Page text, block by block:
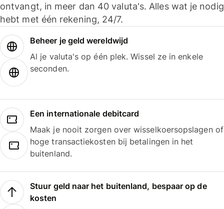
ontvangt, in meer dan 40 valuta's. Alles wat je nodig
hebt met één rekening, 24/7.
Beheer je geld wereldwijd
Al je valuta's op één plek. Wissel ze in enkele
seconden.
Een internationale debitcard
Maak je nooit zorgen over wisselkoersopslagen of
hoge transactiekosten bij betalingen in het
buitenland.
Stuur geld naar het buitenland, bespaar op de
kosten